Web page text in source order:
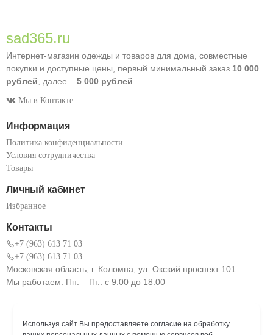
sad365.ru
Интернет-магазин одежды и товаров для дома, совместные
покупки и доступные цены, первый минимальный заказ 10 000
рублей , далее – 5 000 рублей
Мы в Контакте
Информация
Политика конфиденциальности
Условия сотрудничества
Товары
Личный кабинет
Избранное
Контакты
+7 (963) 613 71 03
+7 (963) 613 71 03
Московская область, г. Коломна, ул. Окский проспект 101
Мы работаем: Пн. – Пт.: с 9:00 до 18:00
Используя сайт Вы предоставляете согласие на обработку